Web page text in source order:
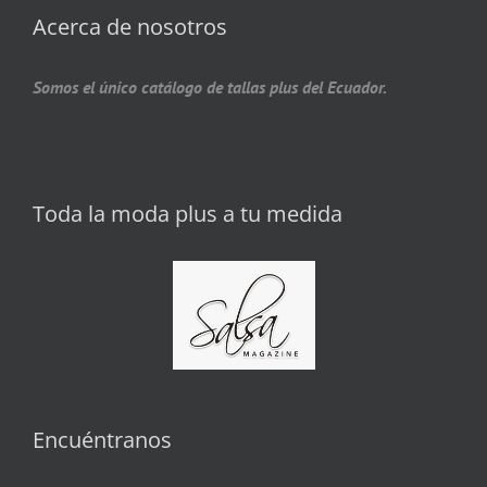
Acerca de nosotros
Somos el único catálogo de tallas plus del Ecuador.
Toda la moda plus a tu medida
Encuéntranos